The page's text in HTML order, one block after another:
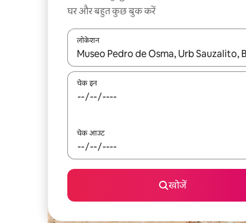
घर और बहुत कुछ बुक करें
लोकेशन
नतीजों के उपलब्ध होने पर, अप और डाउन 'ऐरो की' का
चेक इन
चेक आउट
खोजें